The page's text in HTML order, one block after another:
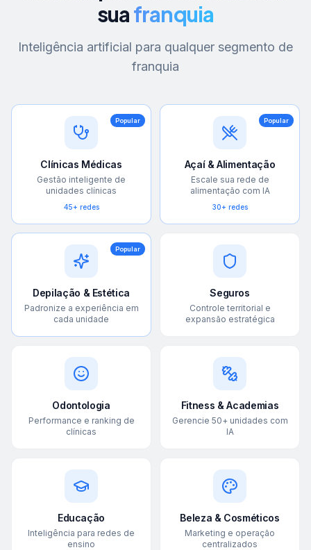
suafranquia
Inteligência artificial para qualquer segmento de
franquia
Popular
Clínicas Médicas
Gestão inteligente de
unidades clínicas
45+ redes
Popular
Açaí & Alimentação
Escale sua rede de
alimentação com IA
30+ redes
Popular
Depilação & Estética
Padronize a experiência em
cada unidade
Seguros
Controle territorial e
expansão estratégica
Odontologia
Performance e ranking de
clínicas
Fitness & Academias
Gerencie 50+ unidades com
IA
Educação
Inteligência para redes de
ensino
Beleza & Cosméticos
Marketing e operação
centralizados